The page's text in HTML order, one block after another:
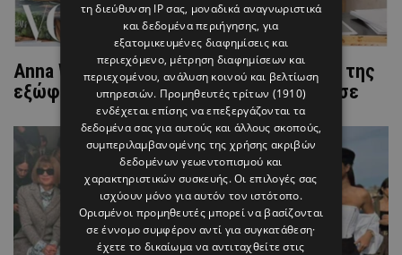
Anna Wintour: Προκαλεί με το τελευταίο της
εξώφυλλο στη Vogue - Ο λόγος που δίχασε
τη διεύθυνση IP σας, μοναδικά αναγνωριστικά
και δεδομένα περιήγησης, για
εξατομικευμένες διαφημίσεις και
περιεχόμενο, μέτρηση διαφημίσεων και
περιεχομένου, ανάλυση κοινού και βελτίωση
υπηρεσιών. Προμηθευτές τρίτων (1910)
ενδέχεται επίσης να επεξεργάζονται τα
δεδομένα σας για αυτούς και άλλους σκοπούς,
συμπεριλαμβανομένης της χρήσης ακριβών
δεδομένων γεωεντοπισμού και
χαρακτηριστικών συσκευής. Οι επιλογές σας
ισχύουν μόνο για αυτόν τον ιστότοπο.
Ορισμένοι προμηθευτές μπορεί να βασίζονται
σε έννομο συμφέρον αντί για συγκατάθεση·
έχετε το δικαίωμα να αντιταχθείτε στις